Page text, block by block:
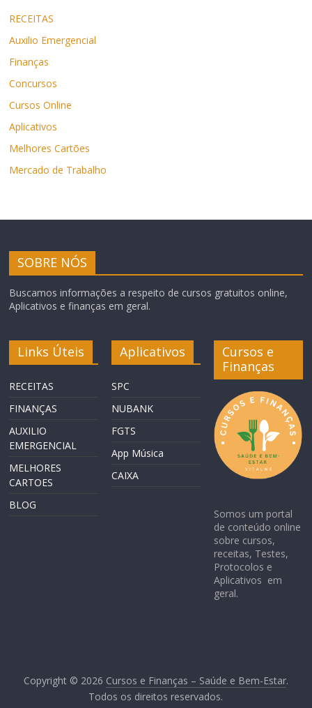
RECEITAS
Auxilio Emergencial
Finanças
Concursos
Cursos Online
Aplicativos
Melhores Cartões
Mercado de Trabalho
SOBRE NÓS
Buscamos informações a respeito de cursos gratuitos online,
Aplicativos e finanças em geral.
Links Úteis
RECEITAS
FINANÇAS
AUXILIO
EMERGENCIAL
MELHORES
CARTOES
BLOG
Aplicativos
SPC
NUBANK
FGTS
App Música
CAIXA
Cursos e
Finanças
Somos um portal
de conteúdo online
sobre cursos,
receitas, Testes,
Protocolos e
Aplicativos em
geral.
Copyright © 2026 Cursos e Finanças – Saúde e Bem-Estar.
Todos os direitos reservados.